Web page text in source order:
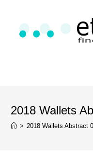
2018 Wallets
> 2018 Wallets Abstract